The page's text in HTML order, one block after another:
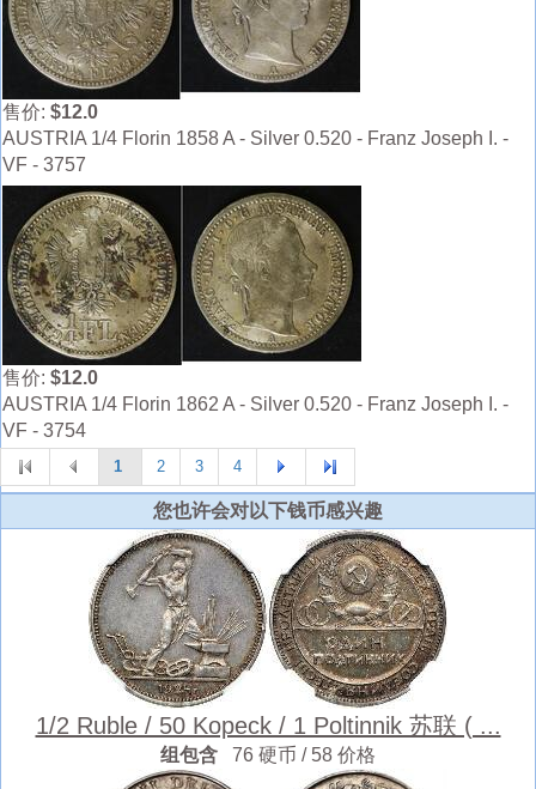
售价: $12.0
AUSTRIA 1/4 Florin 1858 A - Silver 0.520 - Franz Joseph I. -
VF - 3757
售价: $12.0
AUSTRIA 1/4 Florin 1862 A - Silver 0.520 - Franz Joseph I. -
VF - 3754
1 2 3 4
您也许会对以下钱币感兴趣
1/2 Ruble / 50 Kopeck / 1 Poltinnik 苏联 ( ...
组包含 76 硬币 / 58 价格